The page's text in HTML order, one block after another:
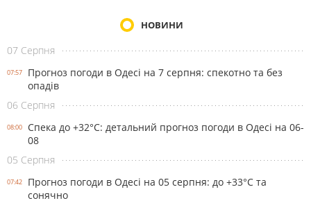
НОВИНИ
07 Серпня
07:57
Прогноз погоди в Одесі на 7 серпня: спекотно та без
опадів
06 Серпня
08:00
Спека до +32°С: детальний прогноз погоди в Одесі на 06-
08
05 Серпня
07:42
Прогноз погоди в Одесі на 05 серпня: до +33°С та
сонячно